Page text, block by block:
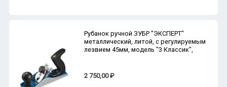
Рубанок ручной ЗУБР "ЭКСПЕРТ"
металлический, литой, с регулируемым
лезвием 45мм, модель "3 Классик",
2 750,00 ₽